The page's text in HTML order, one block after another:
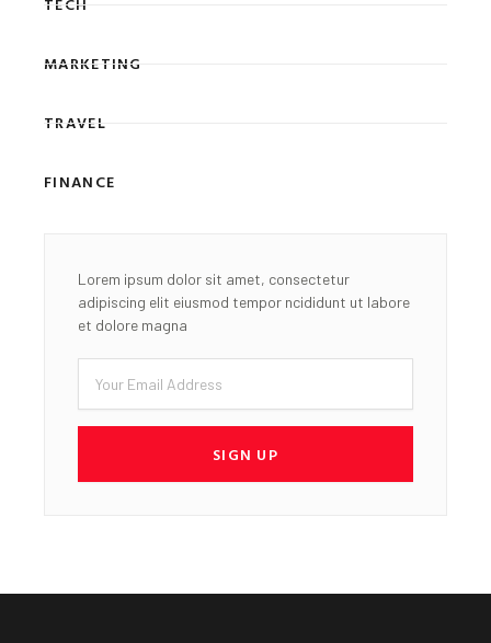
MARKETING
TRAVEL
FINANCE
Lorem ipsum dolor sit amet, consectetur
adipiscing elit eiusmod tempor ncididunt ut labore
et dolore magna
Email
SIGN UP